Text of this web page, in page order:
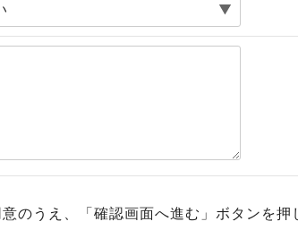
意のうえ、「確認画面へ進む」ボタンを押